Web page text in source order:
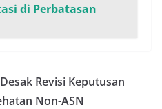
di Perbatasan
Revisi Keputusan
Non-ASN